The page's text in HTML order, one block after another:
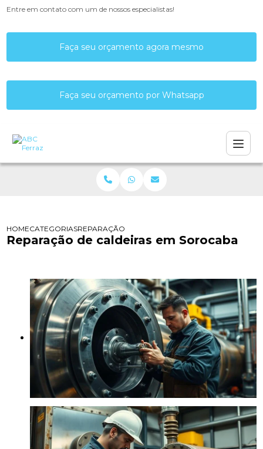
Entre em contato com um de nossos especialistas!
Faça seu orçamento agora mesmo
Faça seu orçamento por Whatsapp
HOMECATEGORIASREPARAÇÃO DE CALDEIRAS EM SOROCABA
Reparação de caldeiras em Sorocaba